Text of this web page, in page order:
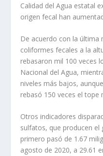
Calidad del Agua estatal
origen fecal han
De acuerdo con la última
coliformes fecales a la
rebasaron mil 100 veces
Nacional del Agua,
niveles más bajos,
rebasó 150 veces el tope
Otros indicadores
sulfatos, que producen el
primero pasó de 1.67
agosto de 2020, a 29.61